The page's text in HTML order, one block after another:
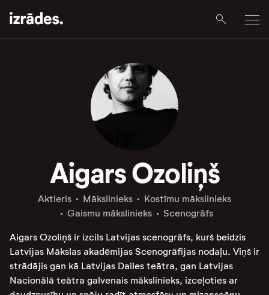
Aigars Ozoliņš
Aktieris Mākslinieks
Kostīmu mākslinieks
Gaismu mākslinieks
Scenogrāfs
Aigars Ozoliņš ir izcils Latvijas scenogrāfs, kurš beidzis
Latvijas Mākslas akadēmijas Scenogrāfijas nodaļu. Viņš ir
strādājis gan kā Latvijas Dailes teātra, gan Latvijas
Nacionālā teātra galvenais mākslinieks, izceļoties ar